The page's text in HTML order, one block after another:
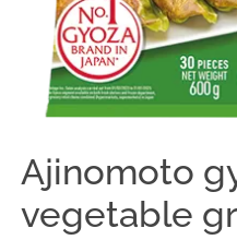
Ajinomoto
vegetable